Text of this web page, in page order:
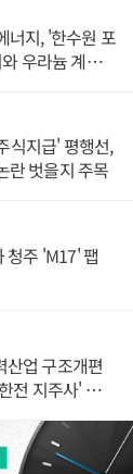
너지, '한수원 포
우라늄 계약
식지급' 평행선,
란 벗을지 주목
청주 'M17' 팹
산업 구조개편
지주사' 재편